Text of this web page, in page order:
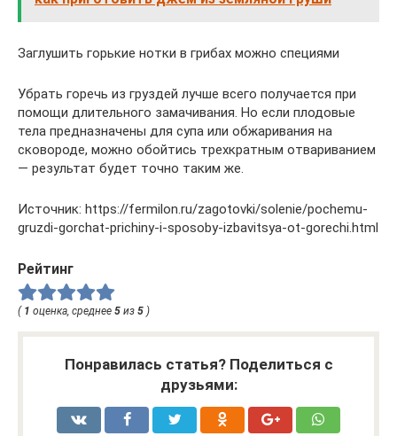
Заглушить горькие нотки в грибах можно специями
Убрать горечь из груздей лучше всего получается при
помощи длительного замачивания. Но если плодовые
тела предназначены для супа или обжаривания на
сковороде, можно обойтись трехкратным отвариванием
— результат будет точно таким же.
Источник: https://fermilon.ru/zagotovki/solenie/pochemu-
gruzdi-gorchat-prichiny-i-sposoby-izbavitsya-ot-gorechi.html
Рейтинг
( 1 оценка, среднее 5 из 5 )
Понравилась статья? Поделиться с
друзьями: